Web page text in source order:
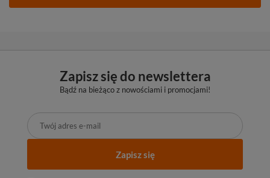
Zapisz się do newslettera
Bądź na bieżąco z nowościami i promocjami!
Zapisz się